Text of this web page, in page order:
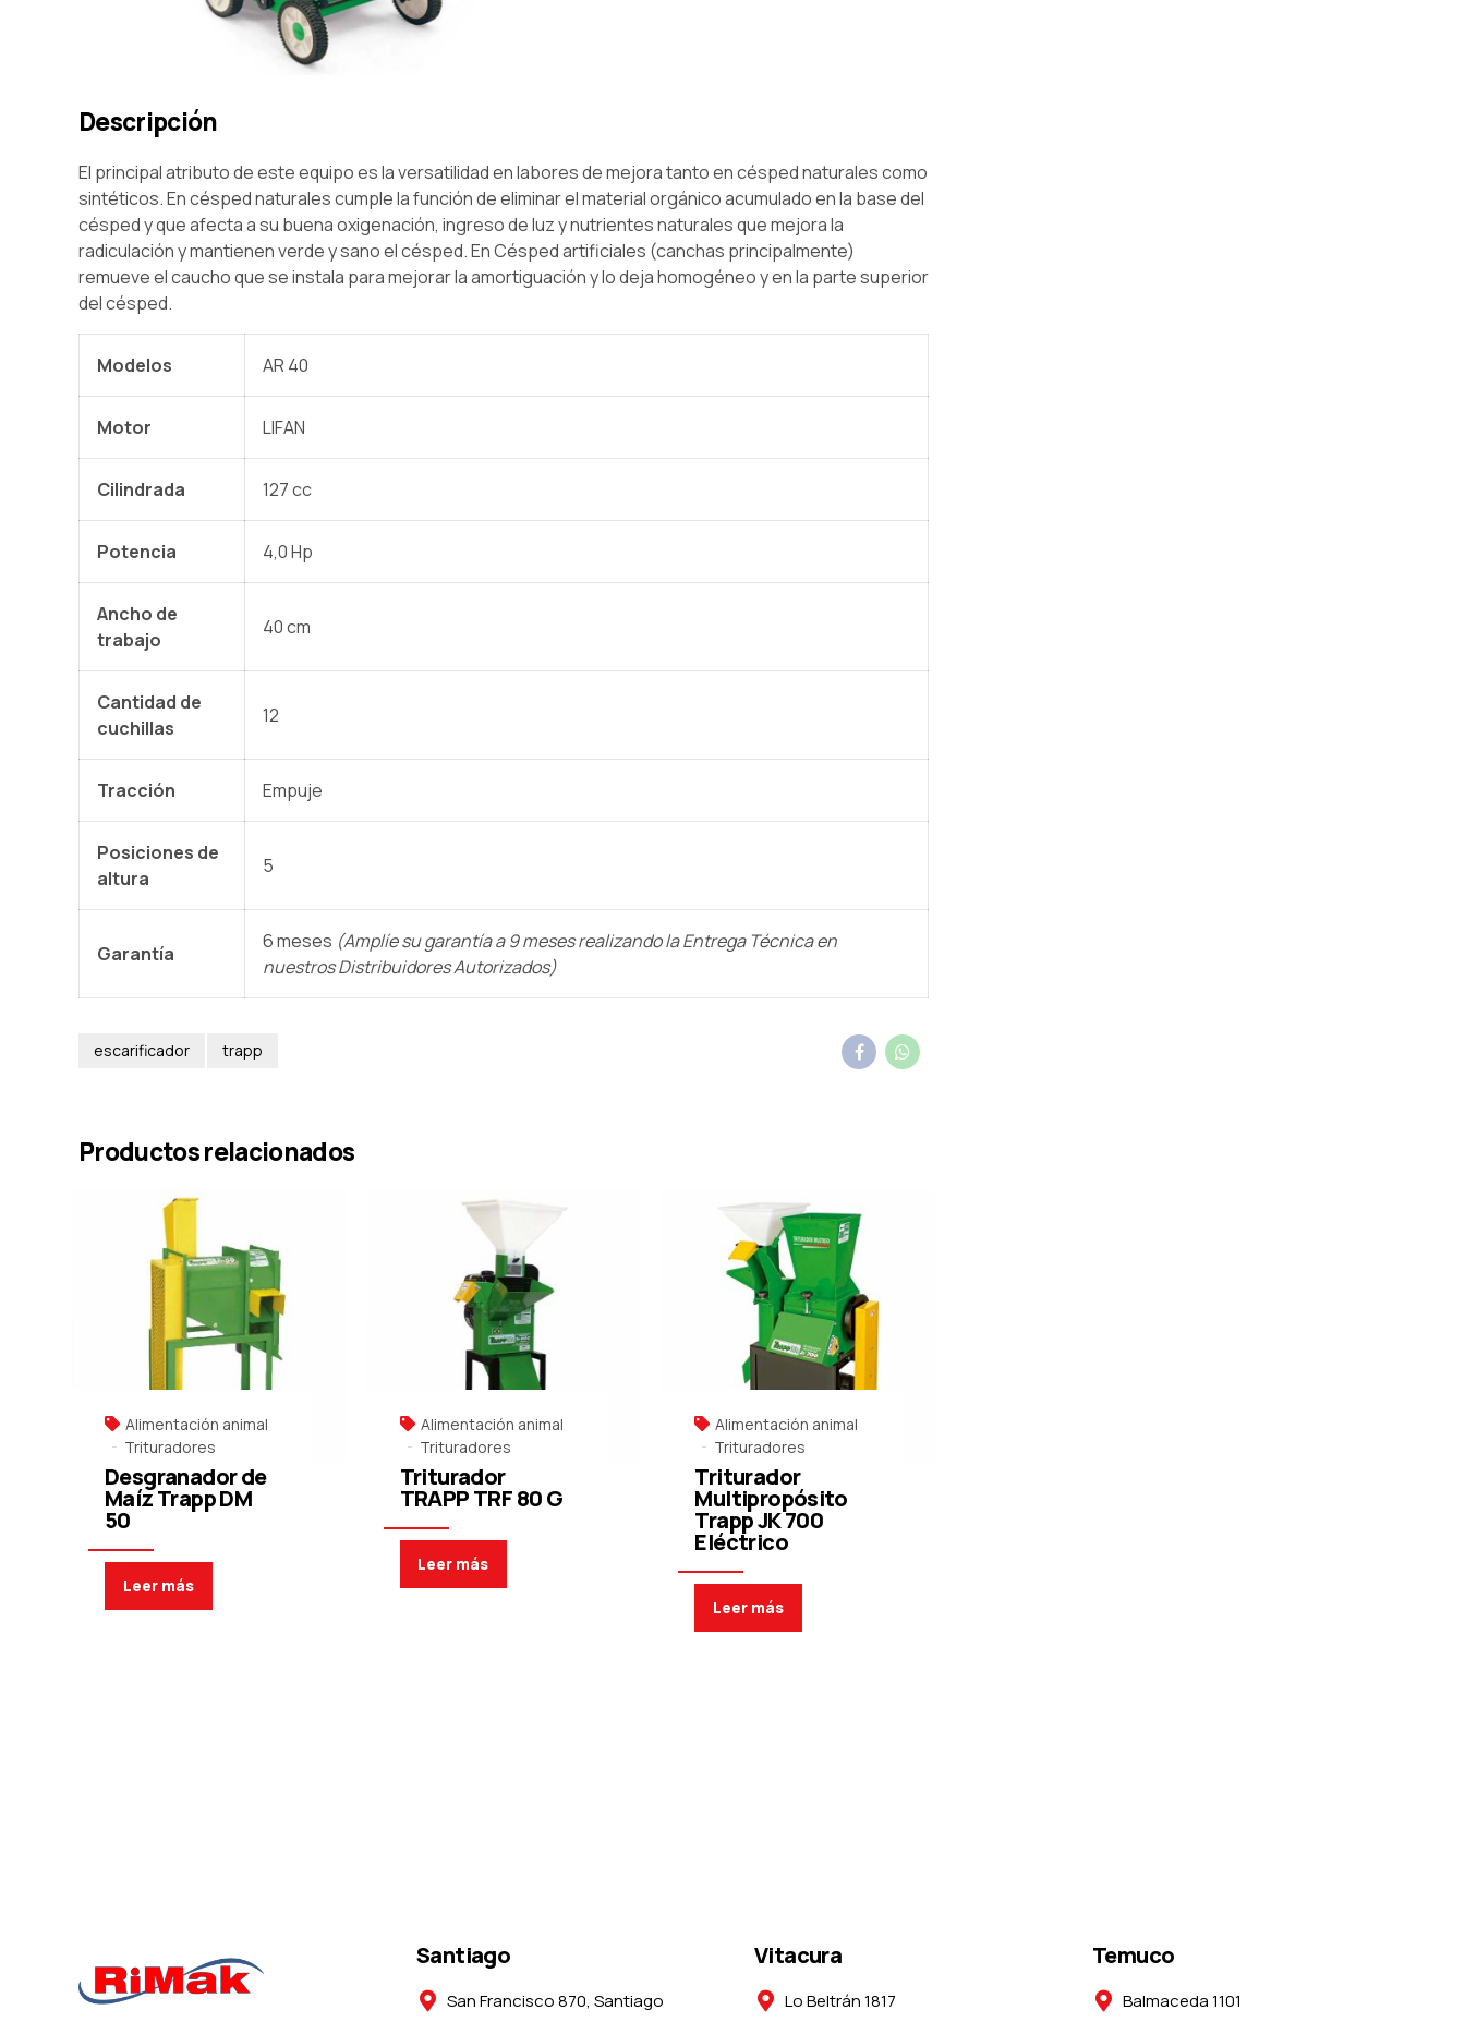
Descripción
El principal atributo de este equipo es la versatilidad en labores de mejora tanto en césped naturales como
sintéticos. En césped naturales cumple la función de eliminar el material orgánico acumulado en la base del
césped y que afecta a su buena oxigenación, ingreso de luz y nutrientes naturales que mejora la
radiculación y mantienen verde y sano el césped. En Césped artificiales (canchas principalmente)
remueve el caucho que se instala para mejorar la amortiguación y lo deja homogéneo y en la parte superior
del césped.
Modelos AR 40
Motor LIFAN
Cilindrada 127 cc
Potencia 4,0 Hp
Ancho de
trabajo
40 cm
Cantidad de
cuchillas
12
Tracción Empuje
Posiciones de
altura
5
Garantía
6 meses (Amplíe su garantía a 9 meses realizando la Entrega Técnica en
nuestros Distribuidores Autorizados)
escarificador trapp
Productos relacionados
Alimentación animal
Trituradores
Desgranador de
Maíz Trapp DM
50
Leer más
Alimentación animal
Trituradores
Triturador
TRAPP TRF 80 G
Leer más
Alimentación animal
Trituradores
Triturador
Multipropósito
Trapp JK 700
Eléctrico
Leer más
Santiago
San Francisco 870, Santiago
Vitacura
Lo Beltrán 1817
Temuco
Balmaceda 1101